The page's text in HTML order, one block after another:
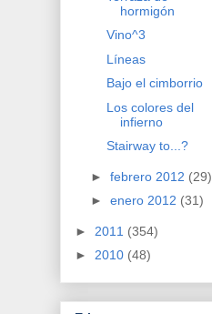
hormigón
Vino^3
Líneas
Bajo el cimborrio
Los colores del
infierno
Stairway to...?
► febrero 2012 (29)
► enero 2012 (31)
► 2011 (354)
► 2010 (48)